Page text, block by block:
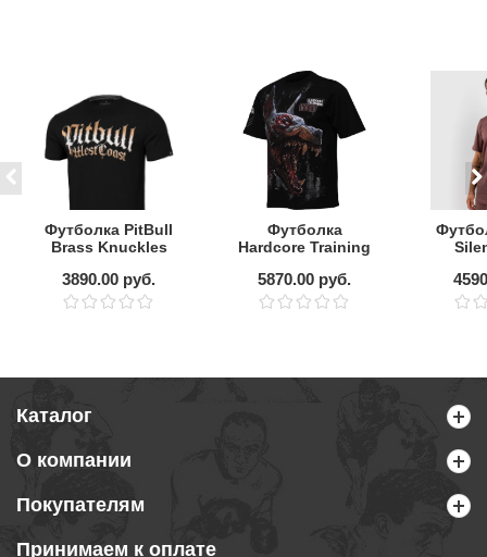
Футболка PitBull
Brass Knuckles
3890.00 руб.
Футболка
Hardcore Training
BLACK
OVERSIZED FIT
5870.00 руб.
Каталог
О компании
Покупателям
Принимаем к оплате